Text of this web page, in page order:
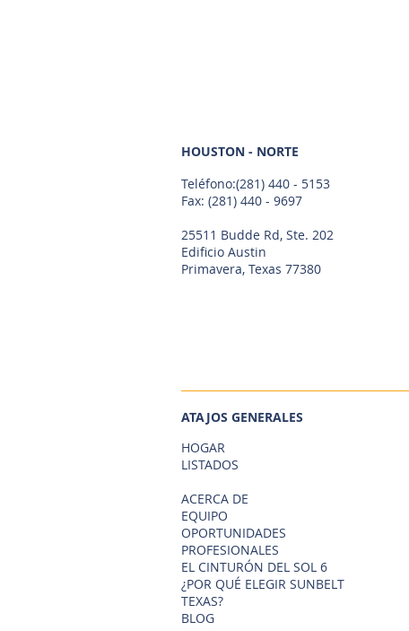
HOUSTON - NORTE
Teléfono:(281) 440 - 5153
Fax: (281) 440 - 9697
25511 Budde Rd, Ste. 202
Edificio Austin
Primavera, Texas 77380
ATAJOS GENERALES
HOGAR
LISTADOS
ACERCA DE
EQUIPO
OPORTUNIDADES
PROFESIONALES
EL CINTURÓN DEL SOL 6
¿POR QUÉ ELEGIR SUNBELT
TEXAS?
BLOG